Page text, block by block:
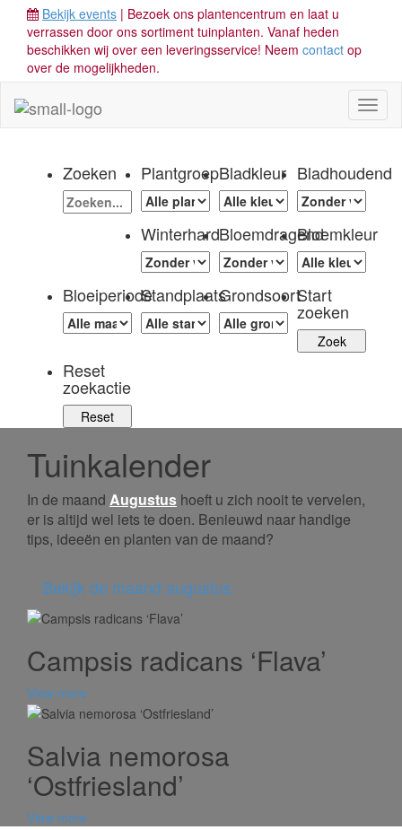
Bekijk events | Bezoek ons plantencentrum en laat u
verrassen door ons sortiment tuinplanten. Vanaf heden
beschikken wij over een leveringsservice! Neem contact op
over de mogelijkheden.
Zoeken PlantgroepBladkleur Bladhoudend
WinterhardBloemdragendBloemkleur
BloeiperiodeStandplaatsGrondsoortStart
zoeken
Reset
zoekactie
Tuinkalender
In de maand Augustus hoeft u zich nooit te vervelen,
er is altijd wel iets te doen. Benieuwd naar handige
tips, ideeën en planten van de maand?
Bekijk de maand augustus
Campsis radicans ‘Flava’
View more
Salvia nemorosa
‘Ostfriesland’
View more